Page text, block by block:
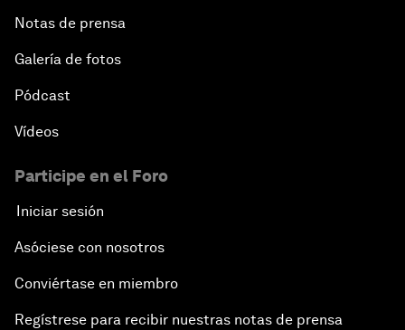
Notas de prensa
Galería de fotos
Pódcast
Vídeos
Participe en el Foro
Iniciar sesión
Asóciese con nosotros
Conviértase en miembro
Regístrese para recibir nuestras notas de prensa